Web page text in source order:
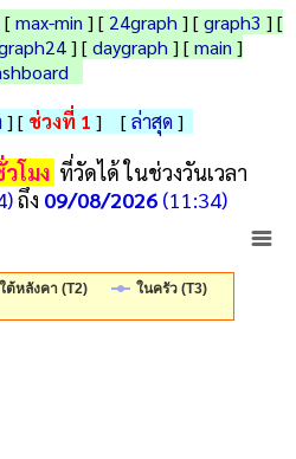
[max-min ] [24graph ][graph3 ][
][daygraph ] [main ]
][ ช่วงที่ 1 ] [ล่าสุด ]
โมง ที่วัดได้ ในช่วงวันเวลา
ถึง 09/08/2026 (11:34)
ใต้หลังคา (T2)
ในครัว (T3)